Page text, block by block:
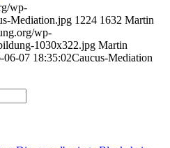
wp-
Mediation.jpg 1224 1632 Martin
wp-
1030x322.jpg Martin
06-07 18:35:02Caucus-Mediation